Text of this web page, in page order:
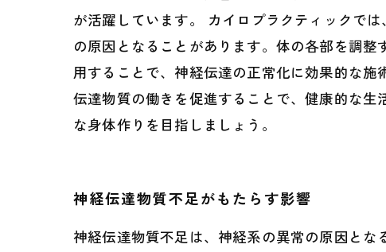
が活躍しています。 カイロプラクティックで
の原因となることがあります。体の各部を調
用することで、神経伝達の正常化に効果的な
伝達物質の働きを促進することで、健康的な
な身体作りを目指しましょう。
神経伝達物質不足がもたらす影響
神経伝達物質不足は、神経系の異常の原因と